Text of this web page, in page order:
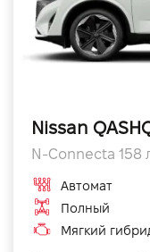
Nissan
N-Connecta 158
Автомат
Полный
Мягкий